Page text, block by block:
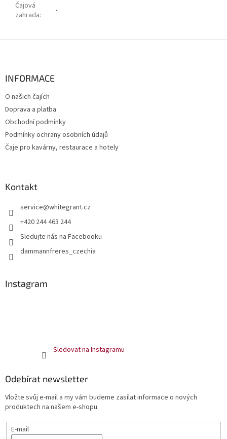
Čajová
zahrada: -
INFORMACE
O našich čajích
Doprava a platba
Obchodní podmínky
Podmínky ochrany osobních údajů
Čaje pro kavárny, restaurace a hotely
Kontakt
service@whitegrant.cz
+420 244 463 244
Sledujte nás na Facebooku
dammannfreres_czechia
Instagram
Sledovat na Instagramu
Odebírat newsletter
Vložte svůj e-mail a my vám budeme zasílat informace o nových
produktech na našem e-shopu.
E-mail